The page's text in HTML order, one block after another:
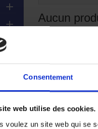
Consentement
web utilise des cookies.
voulez un site web qui se



Aucun